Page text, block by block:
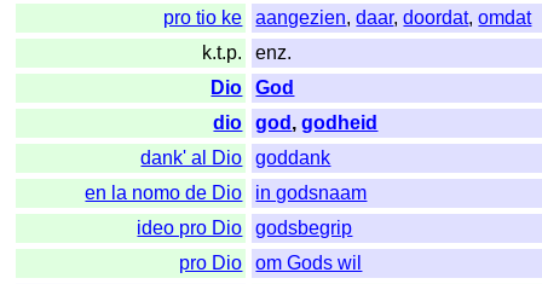
pro tio ke
aangezien,daar,doordat,omdat
k.t.p.
enz.
Dio
God
dio
god ,godheid
dank' al Dio
goddank
en la nomo de Dio
in godsnaam
ideo pro Dio
godsbegrip
pro Dio
om Gods wil